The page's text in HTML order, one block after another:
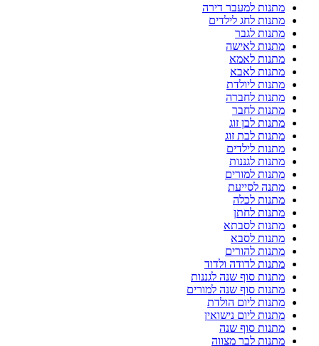
מתנות למעבר דירה
מתנות לחג לילדים
מתנות לגבר
מתנות לאישה
מתנות לאמא
מתנות לאבא
מתנות ליולדת
מתנות לחברה
מתנות לחבר
מתנות לבן זוג
מתנות לבת זוג
מתנות לילדים
מתנות לגננות
מתנות למורים
מתנה לסייעת
מתנות לכלה
מתנות לחתן
מתנות לסבתא
מתנות לסבא
מתנות להורים
מתנות לדודה ולדוד
מתנות סוף שנה לגננות
מתנות סוף שנה למורים
מתנות ליום הולדת
מתנות ליום נישואין
מתנות סוף שנה
מתנות לבר מצווה